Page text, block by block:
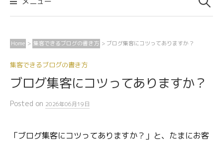
Home > 集客できるブログの書き方 > ブログ集客にコツってありますか？
集客できるブログの書き方
ブログ集客にコツってありますか？
Posted on 2026年06月19日
「ブログ集客にコツってありますか？」と、たまにお客